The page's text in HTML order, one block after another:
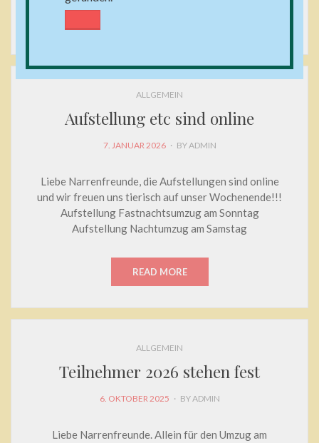
ALLGEMEIN
Aufstellung etc sind online
POSTED
7. JANUAR 2026 BYADMIN
Liebe Narrenfreunde, die Aufstellungen sind online
und wir freuen uns tierisch auf unser Wochenende!!!
Aufstellung Fastnachtsumzug am Sonntag
Aufstellung Nachtumzug am Samstag
READ MORE
ALLGEMEIN
Teilnehmer 2026 stehen fest
POSTED
6. OKTOBER 2025 BYADMIN
Liebe Narrenfreunde. Allein für den Umzug am